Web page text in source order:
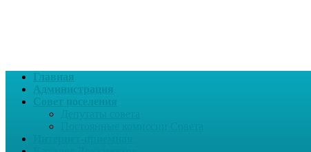
Главная
Администрация